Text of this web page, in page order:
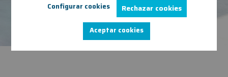
Configurar cookies Rechazar cookies
Aceptar cookies